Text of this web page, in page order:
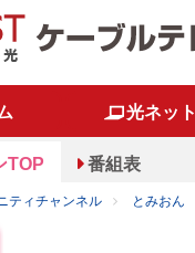
光ネット
TOP 番組表
ティチャンネル とみおん